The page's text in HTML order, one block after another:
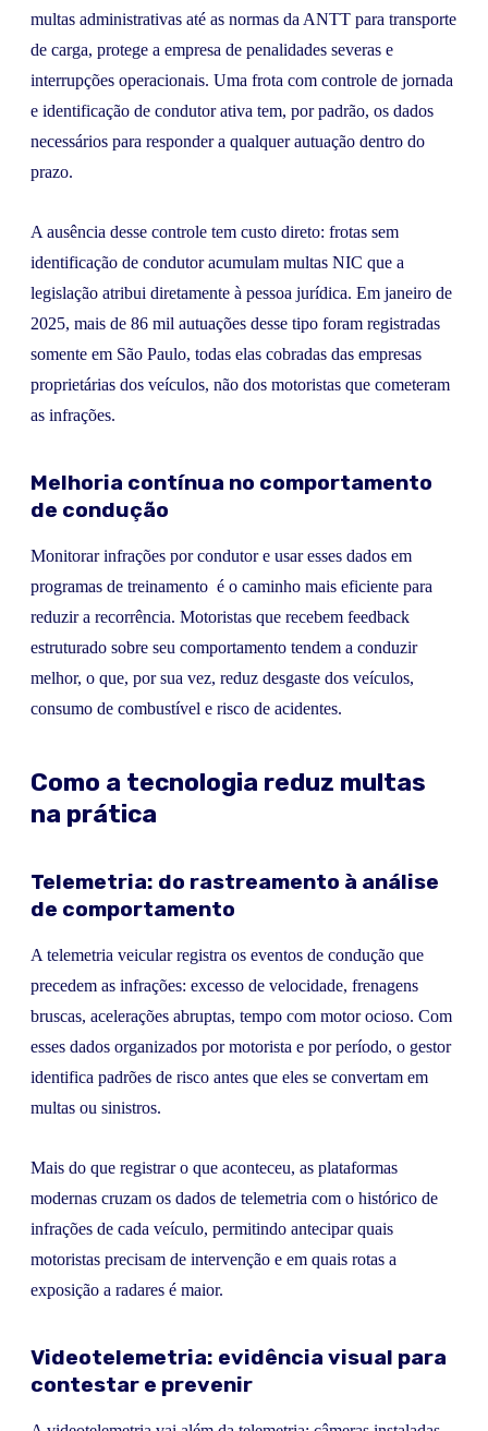
multas administrativas até as normas da ANTT para transporte
de carga, protege a empresa de penalidades severas e
interrupções operacionais. Uma frota com controle de jornada
e identificação de condutor ativa tem, por padrão, os dados
necessários para responder a qualquer autuação dentro do
prazo.
A ausência desse controle tem custo direto: frotas sem
identificação de condutor acumulam multas NIC que a
legislação atribui diretamente à pessoa jurídica. Em janeiro de
2025, mais de 86 mil autuações desse tipo foram registradas
somente em São Paulo, todas elas cobradas das empresas
proprietárias dos veículos, não dos motoristas que cometeram
as infrações.
Melhoria contínua no comportamento
de condução
Monitorar infrações por condutor e usar esses dados em
programas de treinamento é o caminho mais eficiente para
reduzir a recorrência. Motoristas que recebem feedback
estruturado sobre seu comportamento tendem a conduzir
melhor, o que, por sua vez, reduz desgaste dos veículos,
consumo de combustível e risco de acidentes.
Como a tecnologia reduz multas
na prática
Telemetria: do rastreamento à análise
de comportamento
A telemetria veicular registra os eventos de condução que
precedem as infrações: excesso de velocidade, frenagens
bruscas, acelerações abruptas, tempo com motor ocioso. Com
esses dados organizados por motorista e por período, o gestor
identifica padrões de risco antes que eles se convertam em
multas ou sinistros.
Mais do que registrar o que aconteceu, as plataformas
modernas cruzam os dados de telemetria com o histórico de
infrações de cada veículo, permitindo antecipar quais
motoristas precisam de intervenção e em quais rotas a
exposição a radares é maior.
Videotelemetria: evidência visual para
contestar e prevenir